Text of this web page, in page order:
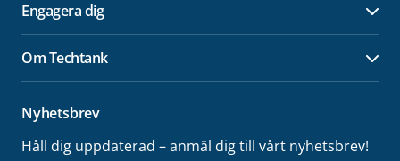
Engagera dig
Om Techtank
Nyhetsbrev
Håll dig uppdaterad – anmäl dig till vårt nyhetsbrev!